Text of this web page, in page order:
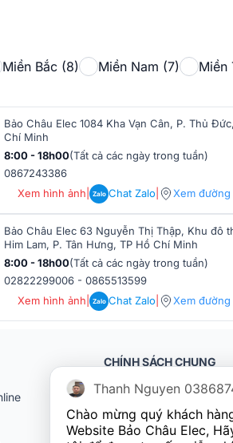
Miền Bắc (8) Miền Nam (7) Miền
Bảo Châu Elec 1084 Kha Vạn Cân, P. Thủ
Chí Minh
8:00 - 18h00(Tất cả các ngày trong tuần)
0867243386
Xem hình ảnh | Zalo Chat Zalo Xem đường
Bảo Châu Elec 63 Nguyễn Thị Thập, Khu đô
Him Lam, P. Tân Hưng, TP Hồ Chí Minh
8:00 - 18h00(Tất cả các ngày trong tuần)
02822299006- 0865513599
Xem hình ảnh | Zalo Chat Zalo Xem đường
CHÍNH SÁCH CHUNG
Khách hàng doanh
Chính sách bảo hành
Thanh Nguyen
Chào mừng quý khách
Website Bảo Châu Elec,